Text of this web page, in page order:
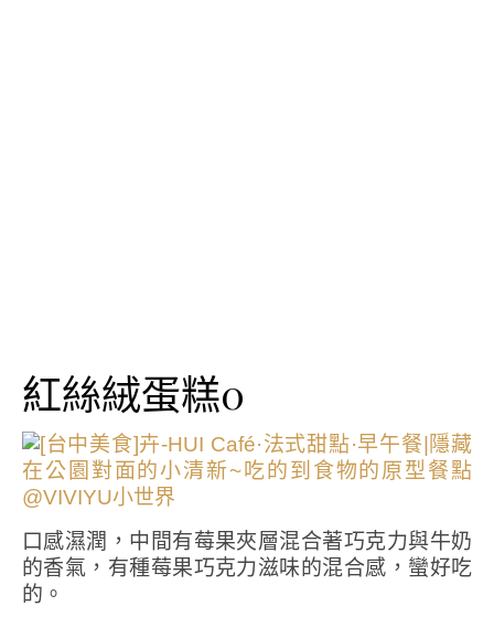
紅絲絨蛋糕0
口感濕潤，中間有莓果夾層混合著巧克力與牛奶
的香氣，有種莓果巧克力滋味的混合感，蠻好吃
的。